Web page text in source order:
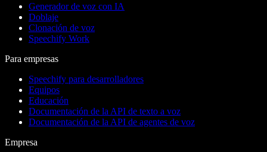
Generador de voz con IA
Doblaje
Clonación de voz
Speechify Work
Para empresas
Speechify para desarrolladores
Equipos
Educación
Documentación de la API de texto a voz
Documentación de la API de agentes de voz
Empresa